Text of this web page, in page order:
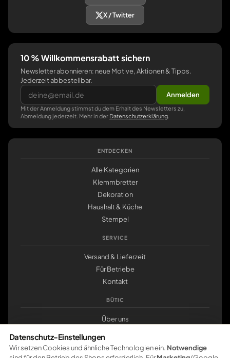
X / Twitter
10 % Willkommensrabatt sichern
Newsletter abonnieren: neue Motive, Aktionen & Tipps.
Jederzeit abbestellbar.
Anmelden
Mit der Anmeldung stimmst du dem Erhalt des Newsletters zu,
Abmeldung jederzeit. Mehr in der Datenschutzerklärung
ENTDECKEN
Alle Kategorien
Klemmbretter
Dekoration
Haushalt & Küche
Stempel
SERVICE
Versand & Lieferzeit
Für Betriebe
Kontakt
BÜTIC
Über uns
klemmbrett.de
Datenschutz-Einstellungen
Wir setzen Cookies und ähnliche Technologien ein. Notwendige